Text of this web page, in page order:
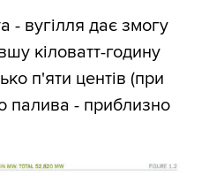
- вугілля дає змогу
кіловатт-годину
п'яти центів (при
палива - приблизно